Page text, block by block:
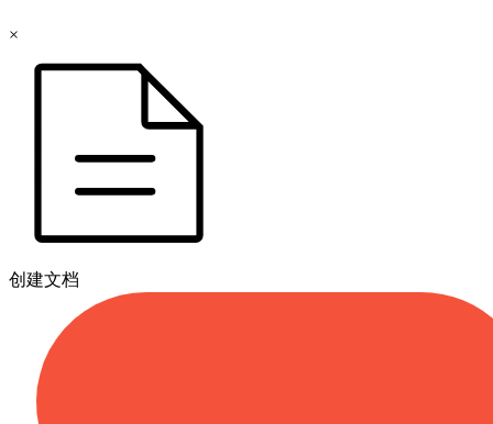
×
创建文档